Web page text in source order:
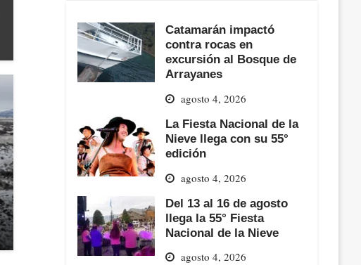
Catamarán impactó
contra rocas en
excursión al Bosque de
Arrayanes
agosto 4, 2026
La Fiesta Nacional de la
Nieve llega con su 55°
edición
agosto 4, 2026
Del 13 al 16 de agosto
llega la 55° Fiesta
Nacional de la Nieve
agosto 4, 2026